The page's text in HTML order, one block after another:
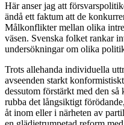
Här anser jag att
ändå ett faktum att de
Målkonflikter mellan olika
väsen. Svenska folket rankar
undersökningar om olika
Trots allehanda individuella
avseenden starkt
dessutom förstärkt med den
rubba det långsiktigt
åt inom eller i närheten av